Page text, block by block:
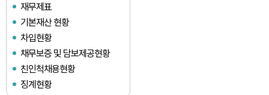
재무제표
기본재산 현황
차입현황
채무보증 및 담보제공현황
친인척채용현황
징계현황